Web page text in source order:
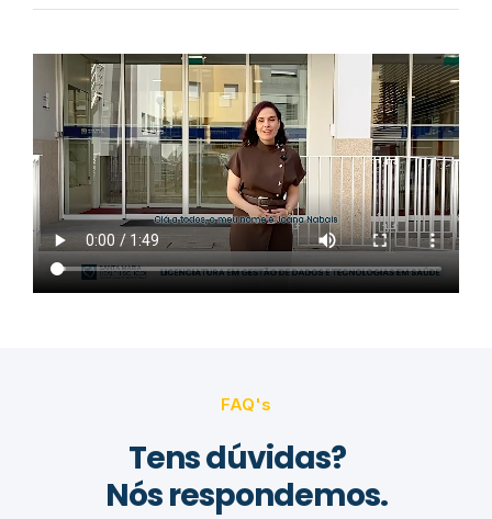
FAQ's
Tens dúvidas?
Nós respondemos.